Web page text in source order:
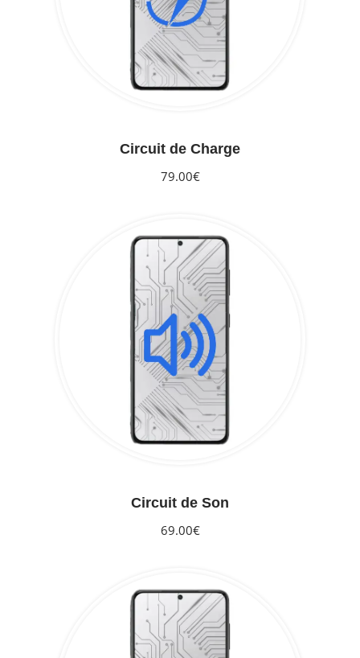
Circuit de Charge
79.00€
Circuit de Son
69.00€